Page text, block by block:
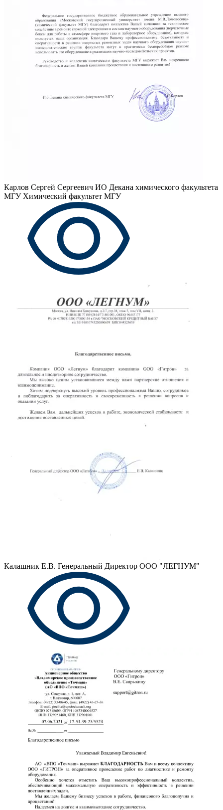
Карлов Сергей Сергеевич ИО Декана химического факультета
МГУ Химический факультет МГУ
Калашник Е.В. Генеральный Директор ООО "ЛЕГНУМ"